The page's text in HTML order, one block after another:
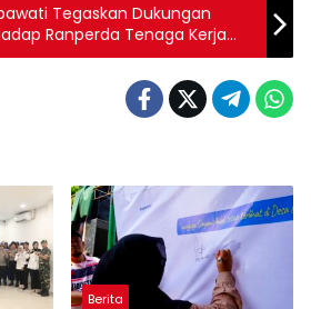
Tegaskan Dukungan
Ranperda Tenaga Kerja
Berita